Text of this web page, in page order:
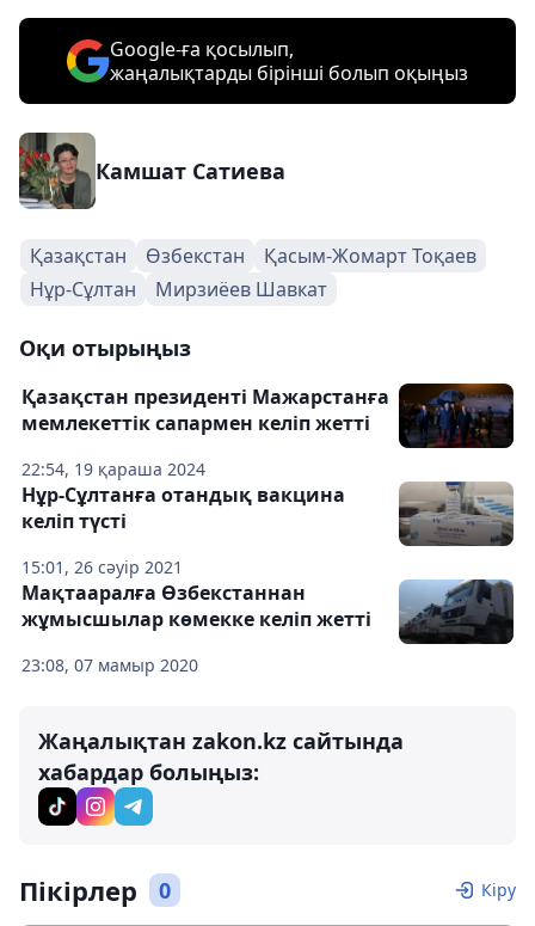
Google-ға қосылып,
жаңалықтарды бірінші болып оқыңыз
Камшат Сатиева
Қазақстан Өзбекстан
Қасым-Жомарт Тоқаев
Нұр-Сұлтан
Мирзиёев Шавкат
Оқи отырыңыз
22:54, 19 қараша 2024
Қазақстан президенті Мажарстанға
мемлекеттік сапармен келіп жетті
15:01, 26 сәуір 2021
Нұр-Сұлтанға отандық вакцина
келіп түсті
23:08, 07 мамыр 2020
Мақтааралға Өзбекстаннан
жұмысшылар көмекке келіп жетті
Жаңалықтан zakon.kz сайтында
хабардар болыңыз:
Пікірлер 0 Кіру